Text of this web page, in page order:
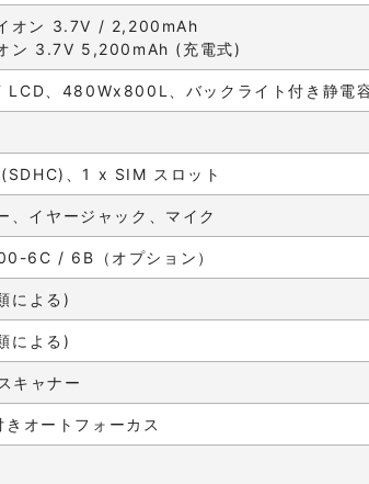
オン 3.7V / 2,200mAh
ン 3.7V 5,200mAh (充電式)
、480Wx800L、バックライト付き静電
、1 x SIM スロット
、イヤージャック、マイク
6C / 6B（オプション）
による)
による)
キャナー
オートフォーカス